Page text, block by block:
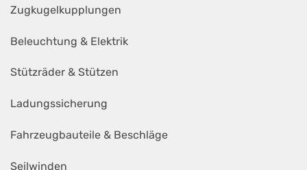
Zugkugelkupplungen
Beleuchtung & Elektrik
Stützräder & Stützen
Ladungssicherung
Fahrzeugbauteile & Beschläge
Seilwinden